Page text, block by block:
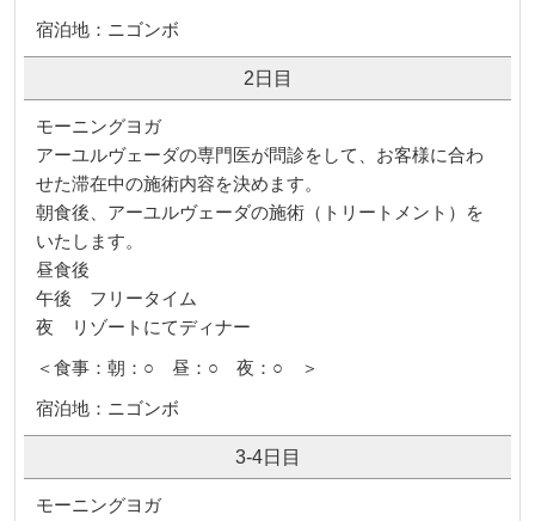
宿泊地：ニゴンボ
2日目
モーニングヨガ
アーユルヴェーダの専門医が問診をして、お客様に合わ
せた滞在中の施術内容を決めます。
朝食後、アーユルヴェーダの施術（トリートメント）を
いたします。
昼食後
午後 フリータイム
夜 リゾートにてディナー
＜食事：朝：○ 昼：○ 夜：○ ＞
宿泊地：ニゴンボ
3-4日目
モーニングヨガ